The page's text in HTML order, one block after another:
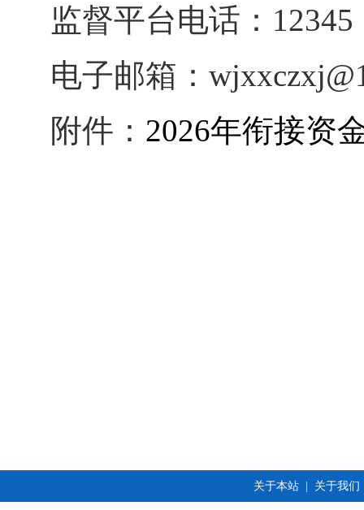
监督平台电话：12345
电子邮箱：
附件： 2026年衔接资